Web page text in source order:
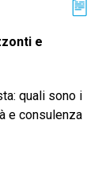
e
quali sono i
e consulenza